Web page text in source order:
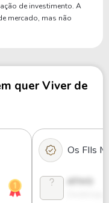
de investimento. A
mercado, mas não
quer Viver de
Os FIIs